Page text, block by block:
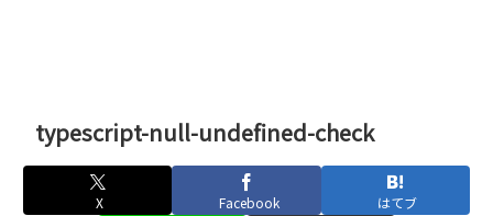
typescript-null-undefined-check
X Facebook はてブ